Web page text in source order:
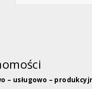
– usługowo –